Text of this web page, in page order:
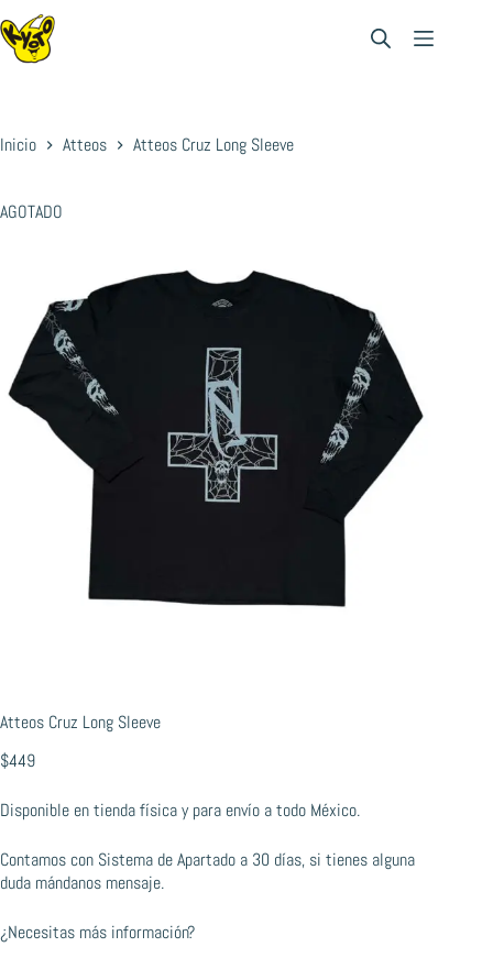
Saltar
al
contenido
Inicio Atteos Atteos Cruz Long Sleeve
AGOTADO
Atteos Cruz Long Sleeve
$449
Disponible en tienda física y para envío a todo México.
Contamos con Sistema de Apartado a 30 días, si tienes alguna
duda mándanos mensaje.
¿Necesitas más información?